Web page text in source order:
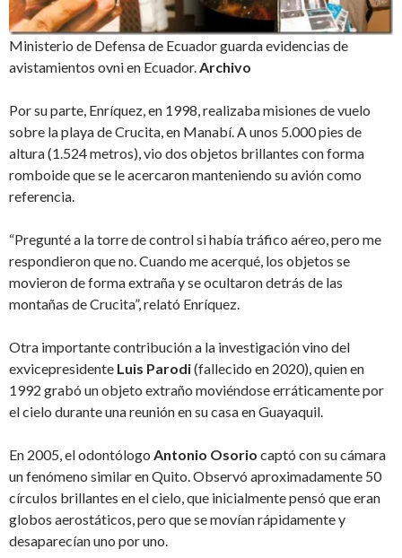
Ministerio de Defensa de Ecuador guarda evidencias de
avistamientos ovni en Ecuador. Archivo
Por su parte, Enríquez, en 1998, realizaba misiones de vuelo
sobre la playa de Crucita, en Manabí. A unos 5.000 pies de
altura (1.524 metros), vio dos objetos brillantes con forma
romboide que se le acercaron manteniendo su avión como
referencia.
“Pregunté a la torre de control si había tráfico aéreo, pero me
respondieron que no. Cuando me acerqué, los objetos se
movieron de forma extraña y se ocultaron detrás de las
montañas de Crucita”, relató Enríquez.
Otra importante contribución a la investigación vino del
exvicepresidente Luis Parodi(fallecido en 2020), quien en
1992 grabó un objeto extraño moviéndose erráticamente por
el cielo durante una reunión en su casa en Guayaquil.
En 2005, el odontólogo Antonio Osorio captó con su cámara
un fenómeno similar en Quito. Observó aproximadamente 50
círculos brillantes en el cielo, que inicialmente pensó que eran
globos aerostáticos, pero que se movían rápidamente y
desaparecían uno por uno.